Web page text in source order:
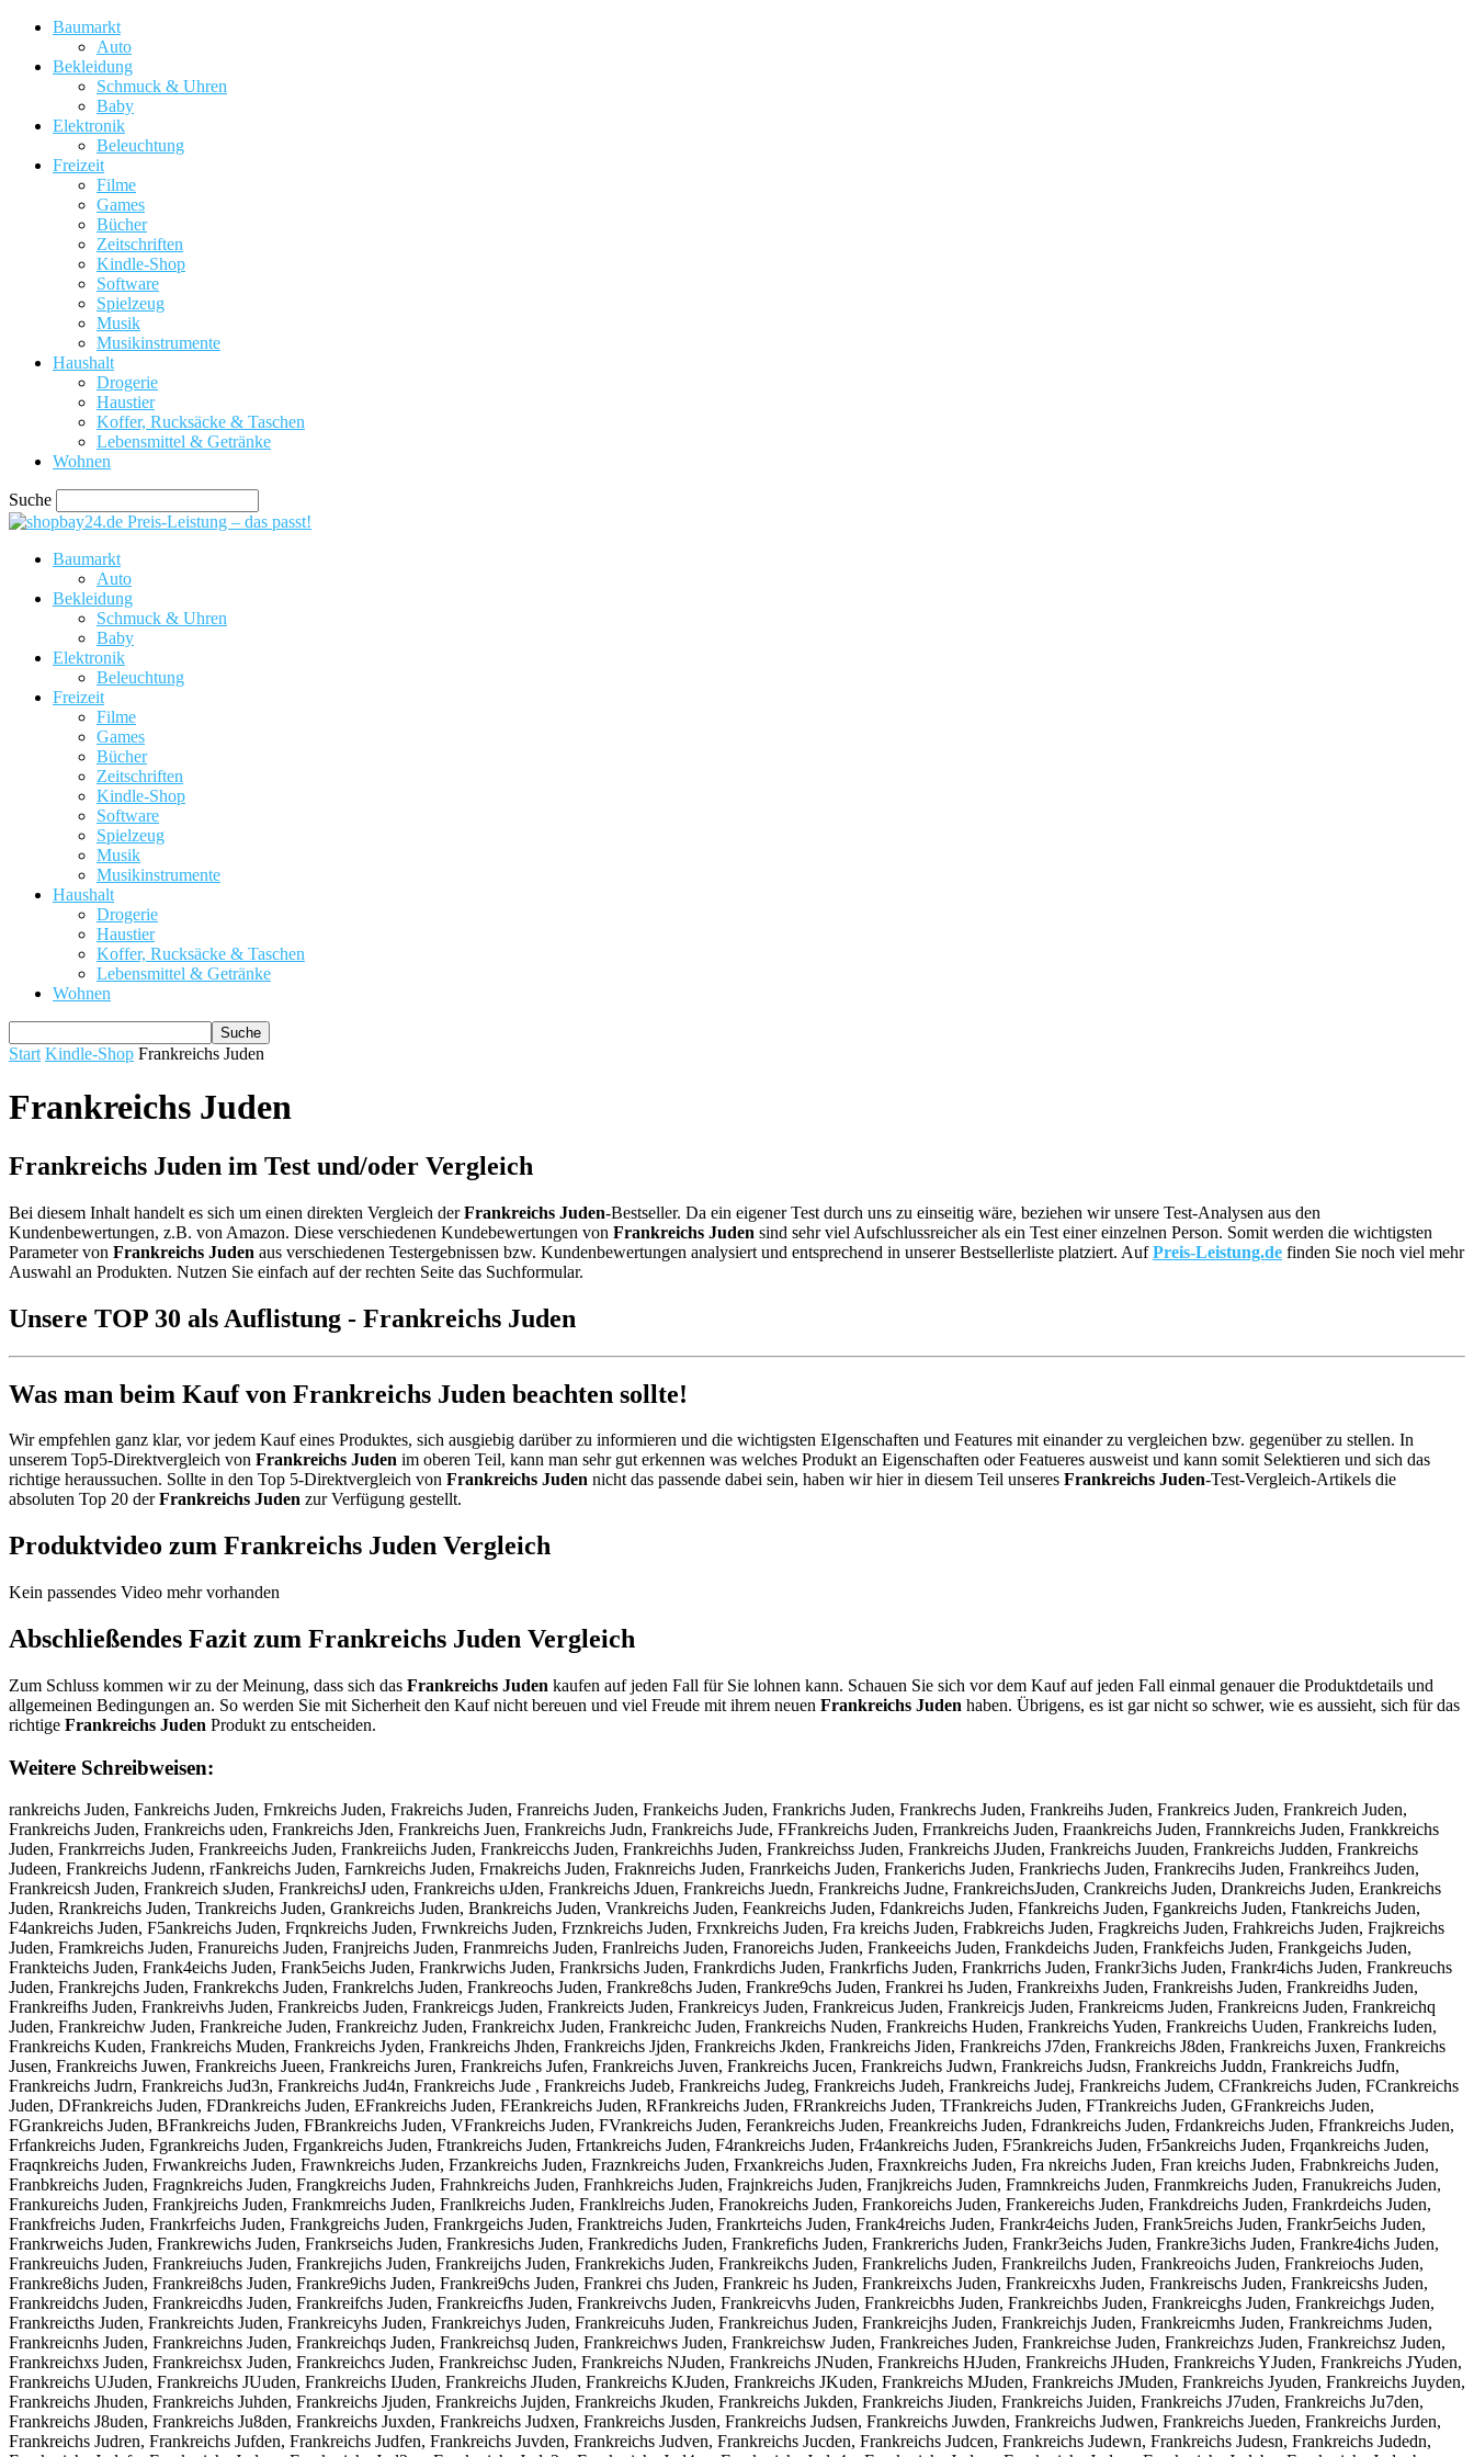
Baumarkt
Auto
Bekleidung
Schmuck & Uhren
Baby
Elektronik
Beleuchtung
Freizeit
Filme
Games
Bücher
Zeitschriften
Kindle-Shop
Software
Spielzeug
Musik
Musikinstrumente
Haushalt
Drogerie
Haustier
Koffer, Rucksäcke & Taschen
Lebensmittel & Getränke
Wohnen
Suche
Preis-Leistung – das passt!
Baumarkt
Auto
Bekleidung
Schmuck & Uhren
Baby
Elektronik
Beleuchtung
Freizeit
Filme
Games
Bücher
Zeitschriften
Kindle-Shop
Software
Spielzeug
Musik
Musikinstrumente
Haushalt
Drogerie
Haustier
Koffer, Rucksäcke & Taschen
Lebensmittel & Getränke
Wohnen
Start Kindle-Shop Frankreichs Juden
Frankreichs Juden
Frankreichs Juden im Test und/oder Vergleich
Bei diesem Inhalt handelt es sich um einen direkten Vergleich derFrankreichs Juden-Bestseller. Da ein eigener Test durch uns zu einseitig wäre, beziehen wir unsere Test-Analysen aus den
Kundenbewertungen, z.B. von Amazon. Diese verschiedenen Kundebewertungen von Frankreichs Juden sind sehr viel Aufschlussreicher als ein Test einer einzelnen Person. Somit werden die wichtigsten
Parameter von Frankreichs Juden aus verschiedenen Testergebnissen bzw. Kundenbewertungen analysiert und entsprechend in unserer Bestsellerliste platziert. AufPreis-Leistung.de finden Sie noch viel mehr
Auswahl an Produkten. Nutzen Sie einfach auf der rechten Seite das Suchformular.
Unsere TOP 30 als Auflistung - Frankreichs Juden
Was man beim Kauf von Frankreichs Juden beachten sollte!
Wir empfehlen ganz klar, vor jedem Kauf eines Produktes, sich ausgiebig darüber zu informieren und die wichtigsten EIgenschaften und Features mit einander zu vergleichen bzw. gegenüber zu stellen. In
unserem Top5-Direktvergleich von Frankreichs Juden im oberen Teil, kann man sehr gut erkennen was welches Produkt an Eigenschaften oder Featueres ausweist und kann somit Selektieren und sich das
richtige heraussuchen. Sollte in den Top 5-Direktvergleich von Frankreichs Juden nicht das passende dabei sein, haben wir hier in diesem Teil unseres Frankreichs Juden-Test-Vergleich-Artikels die
absoluten Top 20 derFrankreichs Juden zur Verfügung gestellt.
Produktvideo zum Frankreichs Juden Vergleich
Kein passendes Video mehr vorhanden
Abschließendes Fazit zum Frankreichs Juden Vergleich
Zum Schluss kommen wir zu der Meinung, dass sich das Frankreichs Juden kaufen auf jeden Fall für Sie lohnen kann. Schauen Sie sich vor dem Kauf auf jeden Fall einmal genauer die Produktdetails und
allgemeinen Bedingungen an. So werden Sie mit Sicherheit den Kauf nicht bereuen und viel Freude mit ihrem neuen Frankreichs Juden haben. Übrigens, es ist gar nicht so schwer, wie es aussieht, sich für das
richtige Frankreichs Juden Produkt zu entscheiden.
Weitere Schreibweisen:
rankreichs Juden, Fankreichs Juden, Frnkreichs Juden, Frakreichs Juden, Franreichs Juden, Frankeichs Juden, Frankrichs Juden, Frankrechs Juden, Frankreihs Juden, Frankreics Juden, Frankreich Juden,
Frankreichs Juden, Frankreichs uden, Frankreichs Jden, Frankreichs Juen, Frankreichs Judn, Frankreichs Jude, FFrankreichs Juden, Frrankreichs Juden, Fraankreichs Juden, Frannkreichs Juden, Frankkreichs
Juden, Frankrreichs Juden, Frankreeichs Juden, Frankreiichs Juden, Frankreicchs Juden, Frankreichhs Juden, Frankreichss Juden, Frankreichs JJuden, Frankreichs Juuden, Frankreichs Judden, Frankreichs
Judeen, Frankreichs Judenn, rFankreichs Juden, Farnkreichs Juden, Frnakreichs Juden, Fraknreichs Juden, Franrkeichs Juden, Frankerichs Juden, Frankriechs Juden, Frankrecihs Juden, Frankreihcs Juden,
Frankreicsh Juden, Frankreich sJuden, FrankreichsJ uden, Frankreichs uJden, Frankreichs Jduen, Frankreichs Juedn, Frankreichs Judne, FrankreichsJuden, Crankreichs Juden, Drankreichs Juden, Erankreichs
Juden, Rrankreichs Juden, Trankreichs Juden, Grankreichs Juden, Brankreichs Juden, Vrankreichs Juden, Feankreichs Juden, Fdankreichs Juden, Ffankreichs Juden, Fgankreichs Juden, Ftankreichs Juden,
F4ankreichs Juden, F5ankreichs Juden, Frqnkreichs Juden, Frwnkreichs Juden, Frznkreichs Juden, Frxnkreichs Juden, Fra kreichs Juden, Frabkreichs Juden, Fragkreichs Juden, Frahkreichs Juden, Frajkreichs
Juden, Framkreichs Juden, Franureichs Juden, Franjreichs Juden, Franmreichs Juden, Franlreichs Juden, Franoreichs Juden, Frankeeichs Juden, Frankdeichs Juden, Frankfeichs Juden, Frankgeichs Juden,
Frankteichs Juden, Frank4eichs Juden, Frank5eichs Juden, Frankrwichs Juden, Frankrsichs Juden, Frankrdichs Juden, Frankrfichs Juden, Frankrrichs Juden, Frankr3ichs Juden, Frankr4ichs Juden, Frankreuchs
Juden, Frankrejchs Juden, Frankrekchs Juden, Frankrelchs Juden, Frankreochs Juden, Frankre8chs Juden, Frankre9chs Juden, Frankrei hs Juden, Frankreixhs Juden, Frankreishs Juden, Frankreidhs Juden,
Frankreifhs Juden, Frankreivhs Juden, Frankreicbs Juden, Frankreicgs Juden, Frankreicts Juden, Frankreicys Juden, Frankreicus Juden, Frankreicjs Juden, Frankreicms Juden, Frankreicns Juden, Frankreichq
Juden, Frankreichw Juden, Frankreiche Juden, Frankreichz Juden, Frankreichx Juden, Frankreichc Juden, Frankreichs Nuden, Frankreichs Huden, Frankreichs Yuden, Frankreichs Uuden, Frankreichs Iuden,
Frankreichs Kuden, Frankreichs Muden, Frankreichs Jyden, Frankreichs Jhden, Frankreichs Jjden, Frankreichs Jkden, Frankreichs Jiden, Frankreichs J7den, Frankreichs J8den, Frankreichs Juxen, Frankreichs
Jusen, Frankreichs Juwen, Frankreichs Jueen, Frankreichs Juren, Frankreichs Jufen, Frankreichs Juven, Frankreichs Jucen, Frankreichs Judwn, Frankreichs Judsn, Frankreichs Juddn, Frankreichs Judfn,
Frankreichs Judrn, Frankreichs Jud3n, Frankreichs Jud4n, Frankreichs Jude , Frankreichs Judeb, Frankreichs Judeg, Frankreichs Judeh, Frankreichs Judej, Frankreichs Judem, CFrankreichs Juden, FCrankreichs
Juden, DFrankreichs Juden, FDrankreichs Juden, EFrankreichs Juden, FErankreichs Juden, RFrankreichs Juden, FRrankreichs Juden, TFrankreichs Juden, FTrankreichs Juden, GFrankreichs Juden,
FGrankreichs Juden, BFrankreichs Juden, FBrankreichs Juden, VFrankreichs Juden, FVrankreichs Juden, Ferankreichs Juden, Freankreichs Juden, Fdrankreichs Juden, Frdankreichs Juden, Ffrankreichs Juden,
Frfankreichs Juden, Fgrankreichs Juden, Frgankreichs Juden, Ftrankreichs Juden, Frtankreichs Juden, F4rankreichs Juden, Fr4ankreichs Juden, F5rankreichs Juden, Fr5ankreichs Juden, Frqankreichs Juden,
Fraqnkreichs Juden, Frwankreichs Juden, Frawnkreichs Juden, Frzankreichs Juden, Fraznkreichs Juden, Frxankreichs Juden, Fraxnkreichs Juden, Fra nkreichs Juden, Fran kreichs Juden, Frabnkreichs Juden,
Franbkreichs Juden, Fragnkreichs Juden, Frangkreichs Juden, Frahnkreichs Juden, Franhkreichs Juden, Frajnkreichs Juden, Franjkreichs Juden, Framnkreichs Juden, Franmkreichs Juden, Franukreichs Juden,
Frankureichs Juden, Frankjreichs Juden, Frankmreichs Juden, Franlkreichs Juden, Franklreichs Juden, Franokreichs Juden, Frankoreichs Juden, Frankereichs Juden, Frankdreichs Juden, Frankrdeichs Juden,
Frankfreichs Juden, Frankrfeichs Juden, Frankgreichs Juden, Frankrgeichs Juden, Franktreichs Juden, Frankrteichs Juden, Frank4reichs Juden, Frankr4eichs Juden, Frank5reichs Juden, Frankr5eichs Juden,
Frankrweichs Juden, Frankrewichs Juden, Frankrseichs Juden, Frankresichs Juden, Frankredichs Juden, Frankrefichs Juden, Frankrerichs Juden, Frankr3eichs Juden, Frankre3ichs Juden, Frankre4ichs Juden,
Frankreuichs Juden, Frankreiuchs Juden, Frankrejichs Juden, Frankreijchs Juden, Frankrekichs Juden, Frankreikchs Juden, Frankrelichs Juden, Frankreilchs Juden, Frankreoichs Juden, Frankreiochs Juden,
Frankre8ichs Juden, Frankrei8chs Juden, Frankre9ichs Juden, Frankrei9chs Juden, Frankrei chs Juden, Frankreic hs Juden, Frankreixchs Juden, Frankreicxhs Juden, Frankreischs Juden, Frankreicshs Juden,
Frankreidchs Juden, Frankreicdhs Juden, Frankreifchs Juden, Frankreicfhs Juden, Frankreivchs Juden, Frankreicvhs Juden, Frankreicbhs Juden, Frankreichbs Juden, Frankreicghs Juden, Frankreichgs Juden,
Frankreicths Juden, Frankreichts Juden, Frankreicyhs Juden, Frankreichys Juden, Frankreicuhs Juden, Frankreichus Juden, Frankreicjhs Juden, Frankreichjs Juden, Frankreicmhs Juden, Frankreichms Juden,
Frankreicnhs Juden, Frankreichns Juden, Frankreichqs Juden, Frankreichsq Juden, Frankreichws Juden, Frankreichsw Juden, Frankreiches Juden, Frankreichse Juden, Frankreichzs Juden, Frankreichsz Juden,
Frankreichxs Juden, Frankreichsx Juden, Frankreichcs Juden, Frankreichsc Juden, Frankreichs NJuden, Frankreichs JNuden, Frankreichs HJuden, Frankreichs JHuden, Frankreichs YJuden, Frankreichs JYuden,
Frankreichs UJuden, Frankreichs JUuden, Frankreichs IJuden, Frankreichs JIuden, Frankreichs KJuden, Frankreichs JKuden, Frankreichs MJuden, Frankreichs JMuden, Frankreichs Jyuden, Frankreichs Juyden,
Frankreichs Jhuden, Frankreichs Juhden, Frankreichs Jjuden, Frankreichs Jujden, Frankreichs Jkuden, Frankreichs Jukden, Frankreichs Jiuden, Frankreichs Juiden, Frankreichs J7uden, Frankreichs Ju7den,
Frankreichs J8uden, Frankreichs Ju8den, Frankreichs Juxden, Frankreichs Judxen, Frankreichs Jusden, Frankreichs Judsen, Frankreichs Juwden, Frankreichs Judwen, Frankreichs Jueden, Frankreichs Jurden,
Frankreichs Judren, Frankreichs Jufden, Frankreichs Judfen, Frankreichs Juvden, Frankreichs Judven, Frankreichs Jucden, Frankreichs Judcen, Frankreichs Judewn, Frankreichs Judesn, Frankreichs Judedn,